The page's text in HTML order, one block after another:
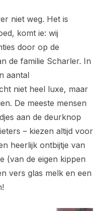
niet weg. Het is
komt ie: wij
door op de
de familie Scharler. In
aantal
niet heel luxe, maar
De meeste mensen
aan de deurknop
– kiezen altijd voor
heerlijk ontbijtje van
(van de eigen kippen
vers glas melk en een